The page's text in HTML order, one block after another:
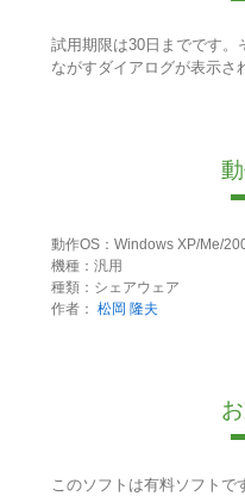
試用期限は30日までです。
ながすダイアログが表示さ
動作OS：Windows XP/Me/
機種：汎用
種類：シェアウェア
作者： 松岡 隆夫
このソフトは有料ソフトで